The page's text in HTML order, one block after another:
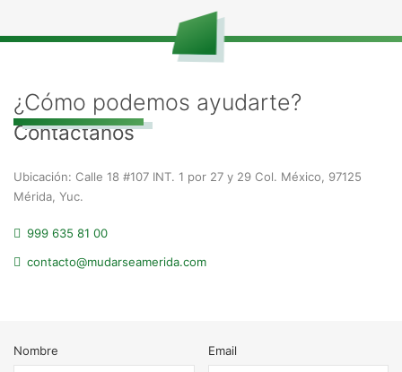
¿Cómo podemos ayudarte?
Contáctanos
Ubicación: Calle 18 #107 INT. 1 por 27 y 29 Col. México, 97125
Mérida, Yuc.
999 635 81 00
contacto@mudarseamerida.com
Nombre Email